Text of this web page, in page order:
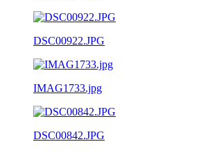
DSC00922.JPG
IMAG1733.jpg
DSC00842.JPG